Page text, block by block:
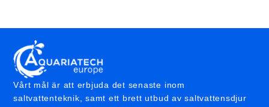
Vårt mål är att erbjuda det senaste inom
saltvattenteknik, samt ett brett utbud av saltvattensdjur